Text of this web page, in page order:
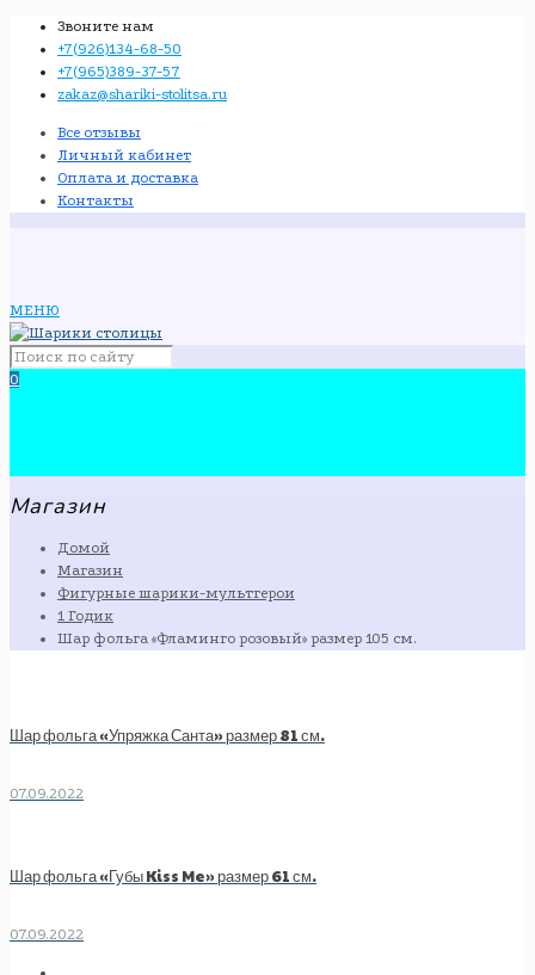
Звоните нам
+7(926)134-68-50
+7(965)389-37-57
zakaz@shariki-stolitsa.ru
Все отзывы
Личный кабинет
Оплата и доставка
Контакты
МЕНЮ
0
Магазин
Домой
Магазин
Фигурные шарики-мультгерои
1 Годик
Шар фольга «Фламинго розовый» размер 105 см.
Шар фольга «Упряжка Санта» размер 81 см.
07.09.2022
Шар фольга «Губы Kiss Me» размер 61 см.
07.09.2022